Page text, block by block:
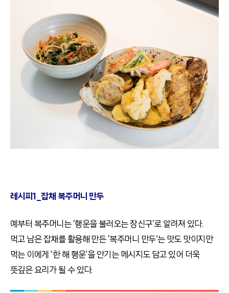
레시피1_잡채 복주머니 만두
예부터 복주머니는 ‘행운을 불러오는 장신구’로 알려져 있다.
먹고 남은 잡채를 활용해 만든 ‘복주머니 만두’는 맛도 맛이지만
먹는 이에게 ‘한 해 행운’을 안기는 메시지도 담고 있어 더욱
뜻깊은 요리가 될 수 있다.